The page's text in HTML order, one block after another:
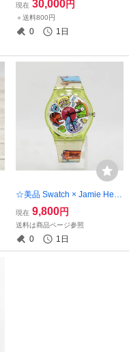
94-4 腕時計 ALAIN ROBERT
限定 クォーツ メンズ 稼働品
現状品 2511-K0301M(NT)
現在 30,000円
＋送料800円
0 1日
☆美品 Swatch × Jamie Hewl
ett スウォッチ ジェイミーヒ
ューレット Gorillaz 1997年
腕時計 250805K(NT)
現在 9,800円
送料は商品ページ参照
0 1日